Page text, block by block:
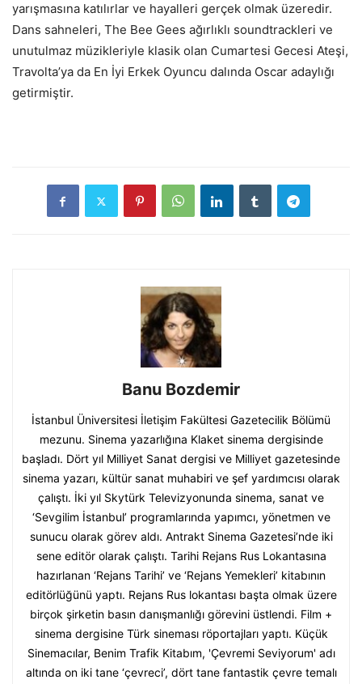
yarışmasına katılırlar ve hayalleri gerçek olmak üzeredir.
Dans sahneleri, The Bee Gees ağırlıklı soundtrackleri ve
unutulmaz müzikleriyle klasik olan Cumartesi Gecesi Ateşi,
Travolta’ya da En İyi Erkek Oyuncu dalında Oscar adaylığı
getirmiştir.
Banu Bozdemir
İstanbul Üniversitesi İletişim Fakültesi Gazetecilik Bölümü
mezunu. Sinema yazarlığına Klaket sinema dergisinde
başladı. Dört yıl Milliyet Sanat dergisi ve Milliyet gazetesinde
sinema yazarı, kültür sanat muhabiri ve şef yardımcısı olarak
çalıştı. İki yıl Skytürk Televizyonunda sinema, sanat ve
‘Sevgilim İstanbul’ programlarında yapımcı, yönetmen ve
sunucu olarak görev aldı. Antrakt Sinema Gazetesi’nde iki
sene editör olarak çalıştı. Tarihi Rejans Rus Lokantasına
hazırlanan ‘Rejans Tarihi’ ve ‘Rejans Yemekleri’ kitabının
editörlüğünü yaptı. Rejans Rus lokantası başta olmak üzere
birçok şirketin basın danışmanlığı görevini üstlendi. Film +
sinema dergisine Türk sineması röportajları yaptı. Küçük
Sinemacılar, Benim Trafik Kitabım, 'Çevremi Seviyorum' adı
altında on iki tane ‘çevreci’, dört tane fantastik çevre temalı